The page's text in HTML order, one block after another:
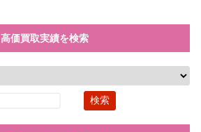
高価買取実績を検索